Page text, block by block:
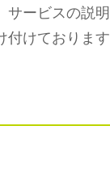
ービスの説
けておりま